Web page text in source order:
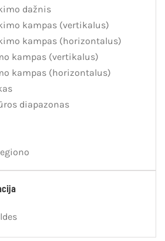
dažnis
kampas (vertikalus)
kampas (horizontalus)
kampas (vertikalus)
kampas (horizontalus)
diapazonas